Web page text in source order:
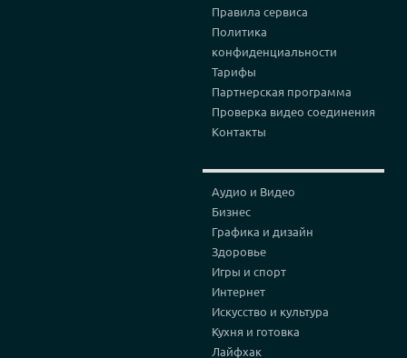
Правила сервиса
Политика
конфиденциальности
Тарифы
Партнерская программа
Проверка видео соединения
Контакты
Аудио и Видео
Бизнес
Графика и дизайн
Здоровье
Игры и спорт
Интернет
Искусство и культура
Кухня и готовка
Лайфхак